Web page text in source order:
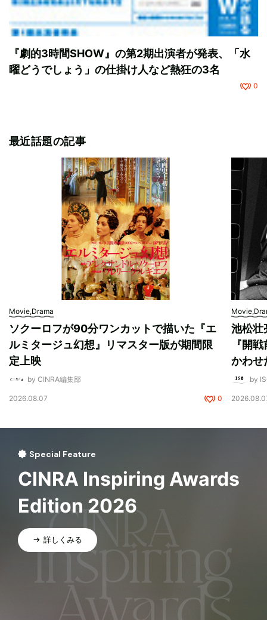
『劇的3時間SHOW』の第2期出演者が発表、「水
曜どうでしょう」の仕掛け人など熱狂の3名
0
最近話題の記事
Movie,Drama
ソクーロフが90分ワンカットで描いた『エ
ルミタージュ幻想』リマスター版が期間限
定上映
by CINRA編集部
2026.08.07 0
池松壮
『開
かわせ
by
Special Feature
CINRA Inspiring Awards
Edition 2026
詳しくみる